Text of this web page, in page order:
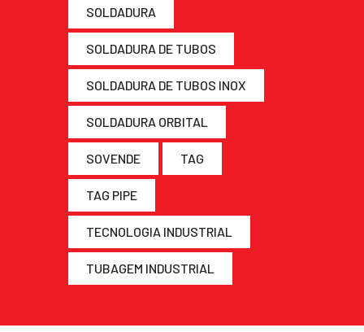
SOLDADURA
SOLDADURA DE TUBOS
SOLDADURA DE TUBOS INOX
SOLDADURA ORBITAL
SOVENDE TAG
TAG PIPE
TECNOLOGIA INDUSTRIAL
TUBAGEM INDUSTRIAL